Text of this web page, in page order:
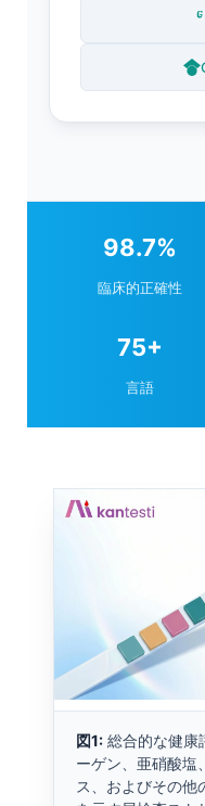
床生化学の博士
数の査読付き論
98.7%
臨床的正確性
75+
言語
図1: 総合的な健康
ーゲン、亜硝酸塩
ス、およびその他